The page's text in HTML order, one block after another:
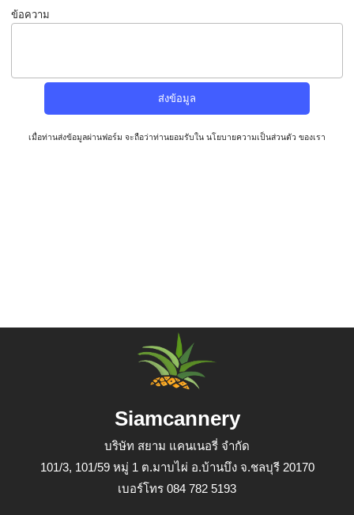
ข้อความ
เมื่อท่านส่งข้อมูลผ่านฟอร์ม จะถือว่าท่านยอมรับใน นโยบายความเป็นส่วนตัว ของเรา
Siamcannery
บริษัท สยาม แคนเนอรี่ จำกัด
101/3, 101/59 หมู่ 1 ต.มาบไผ่ อ.บ้านบึง จ.ชลบุรี 20170
เบอร์โทร 084 782 5193